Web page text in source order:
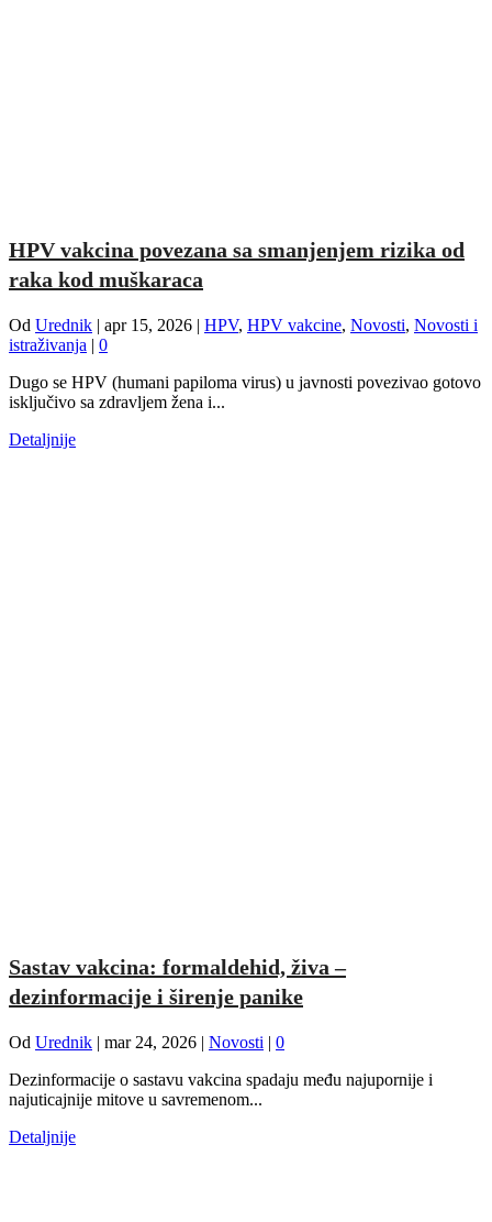
HPV vakcina povezana sa smanjenjem rizika od
raka kod muškaraca
Od Urednik | apr 15, 2026 | HPV, HPV vakcine, Novosti, Novosti i
istraživanja | 0
Dugo se HPV (humani papiloma virus) u javnosti povezivao gotovo
isključivo sa zdravljem žena i...
Detaljnije
Sastav vakcina: formaldehid, živa –
dezinformacije i širenje panike
Od Urednik | mar 24, 2026 | Novosti | 0
Dezinformacije o sastavu vakcina spadaju među najupornije i
najuticajnije mitove u savremenom...
Detaljnije